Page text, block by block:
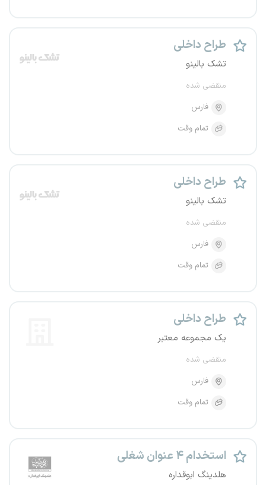
طراح داخلی
تشک بالینو
منقضی شده
فارس
تمام وقت
طراح داخلی
تشک بالینو
منقضی شده
فارس
تمام وقت
طراح داخلی
یک مجموعه معتبر
منقضی شده
فارس
تمام وقت
استخدام ۴ عنوان شغلی
هلدینگ ابوقداره